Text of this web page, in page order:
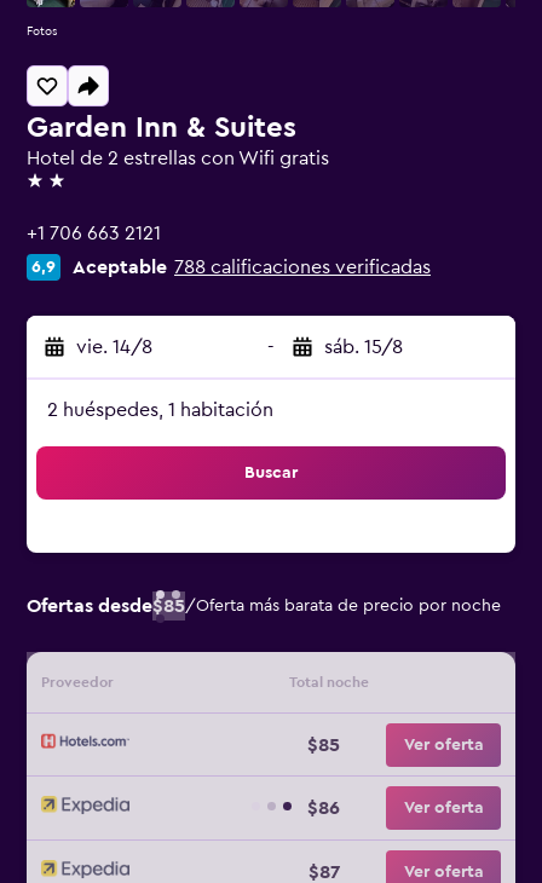
Garden Inn & Suites
Hotel de 2 estrellas con Wifi gratis
2 estrellas
+1 706 663 2121
6,9 Aceptable 788 calificaciones verificadas
vie. 14/8 - sáb. 15/8
2 huéspedes, 1 habitación
Buscar
Ofertas desde$85/Oferta más barata de precio por noche
Proveedor Total noche
$85 Ver oferta
$86 Ver oferta
$87 Ver oferta
Fotos